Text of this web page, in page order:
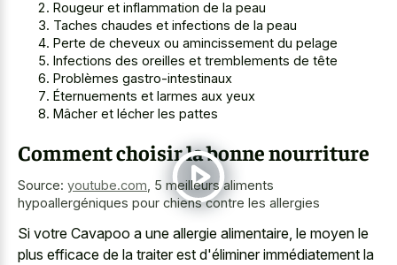
Rougeur et inflammation de la peau
Taches chaudes et infections de la peau
Perte de cheveux ou amincissement du pelage
Infections des oreilles et tremblements de tête
Problèmes gastro-intestinaux
Éternuements et larmes aux yeux
Mâcher et lécher les pattes
Comment choisir la bonne nourriture
Source: youtube.com 5 meilleurs aliments
hypoallergéniques pour chiens contre les allergies
Si votre Cavapoo a une allergie alimentaire, le moyen le
plus efficace de la traiter est d'éliminer immédiatement la